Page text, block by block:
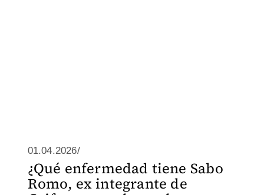
01.04.2026/
¿Qué enfermedad tiene Sabo
Romo, ex integrante de